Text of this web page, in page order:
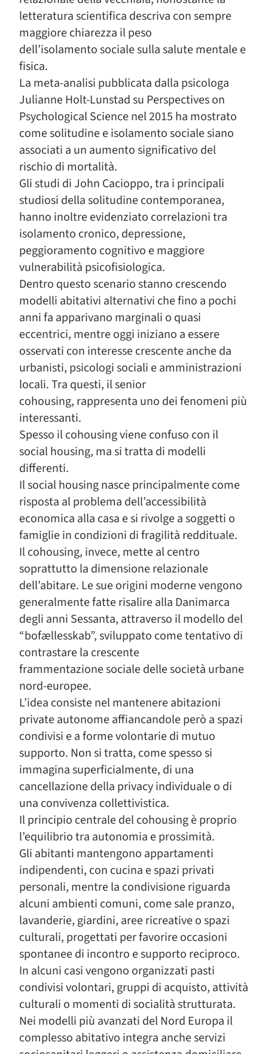
letteratura scientifica descriva con sempre
maggiore chiarezza il peso
dell’isolamento sociale sulla salute mentale e
fisica.
La meta-analisi pubblicata dalla psicologa
Julianne Holt-Lunstad su Perspectives on
Psychological Science nel 2015 ha mostrato
come solitudine e isolamento sociale siano
associati a un aumento significativo del
rischio di mortalità.
Gli studi di John Cacioppo, tra i principali
studiosi della solitudine contemporanea,
hanno inoltre evidenziato correlazioni tra
isolamento cronico, depressione,
peggioramento cognitivo e maggiore
vulnerabilità psicofisiologica.
Dentro questo scenario stanno crescendo
modelli abitativi alternativi che fino a pochi
anni fa apparivano marginali o quasi
eccentrici, mentre oggi iniziano a essere
osservati con interesse crescente anche da
urbanisti, psicologi sociali e amministrazioni
locali. Tra questi, il senior
cohousing, rappresenta uno dei fenomeni più
interessanti.
Spesso il cohousing viene confuso con il
social housing, ma si tratta di modelli
differenti.
Il social housing nasce principalmente come
risposta al problema dell’accessibilità
economica alla casa e si rivolge a soggetti o
famiglie in condizioni di fragilità reddituale.
Il cohousing, invece, mette al centro
soprattutto la dimensione relazionale
dell’abitare. Le sue origini moderne vengono
generalmente fatte risalire alla Danimarca
degli anni Sessanta, attraverso il modello del
“bofællesskab”, sviluppato come tentativo di
contrastare la crescente
frammentazione sociale delle società urbane
nord-europee.
L’idea consiste nel mantenere abitazioni
private autonome affiancandole però a spazi
condivisi e a forme volontarie di mutuo
supporto. Non si tratta, come spesso si
immagina superficialmente, di una
cancellazione della privacy individuale o di
una convivenza collettivistica.
Il principio centrale del cohousing è proprio
l’equilibrio tra autonomia e prossimità.
Gli abitanti mantengono appartamenti
indipendenti, con cucina e spazi privati
personali, mentre la condivisione riguarda
alcuni ambienti comuni, come sale pranzo,
lavanderie, giardini, aree ricreative o spazi
culturali, progettati per favorire occasioni
spontanee di incontro e supporto reciproco.
In alcuni casi vengono organizzati pasti
condivisi volontari, gruppi di acquisto, attività
culturali o momenti di socialità strutturata.
Nei modelli più avanzati del Nord Europa il
complesso abitativo integra anche servizi